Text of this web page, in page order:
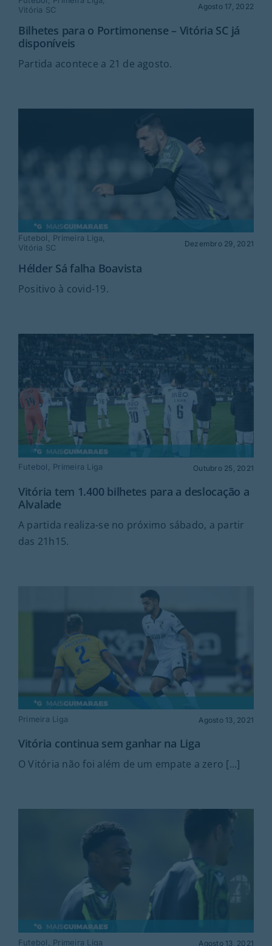
Rubricas
Jornal
Vitória SC
Agosto 17, 2022
Bilhetes para o Portimonense – Vitória SC já
disponíveis
Partida acontece a 21 de agosto.
Futebol Primeira Liga
Vitória SC
Dezembro 29, 2021
Hélder Sá falha Boavista
Positivo à covid-19.
Futebol, Primeira Liga Outubro 25, 2021
Vitória tem 1.400 bilhetes para a deslocação a
Alvalade
A partida realiza-se no próximo sábado, a partir
das 21h15.
Primeira Liga Agosto 13, 2021
Vitória continua sem ganhar na Liga
O Vitória não foi além de um empate a zero [...]
Futebol Primeira Liga Agosto 13, 2021